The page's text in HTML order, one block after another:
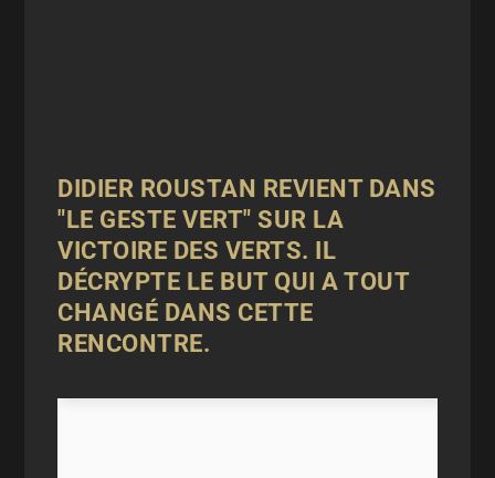
DIDIER ROUSTAN REVIENT DANS
"LE GESTE VERT" SUR LA
VICTOIRE DES VERTS. IL
DÉCRYPTE LE BUT QUI A TOUT
CHANGÉ DANS CETTE
RENCONTRE.